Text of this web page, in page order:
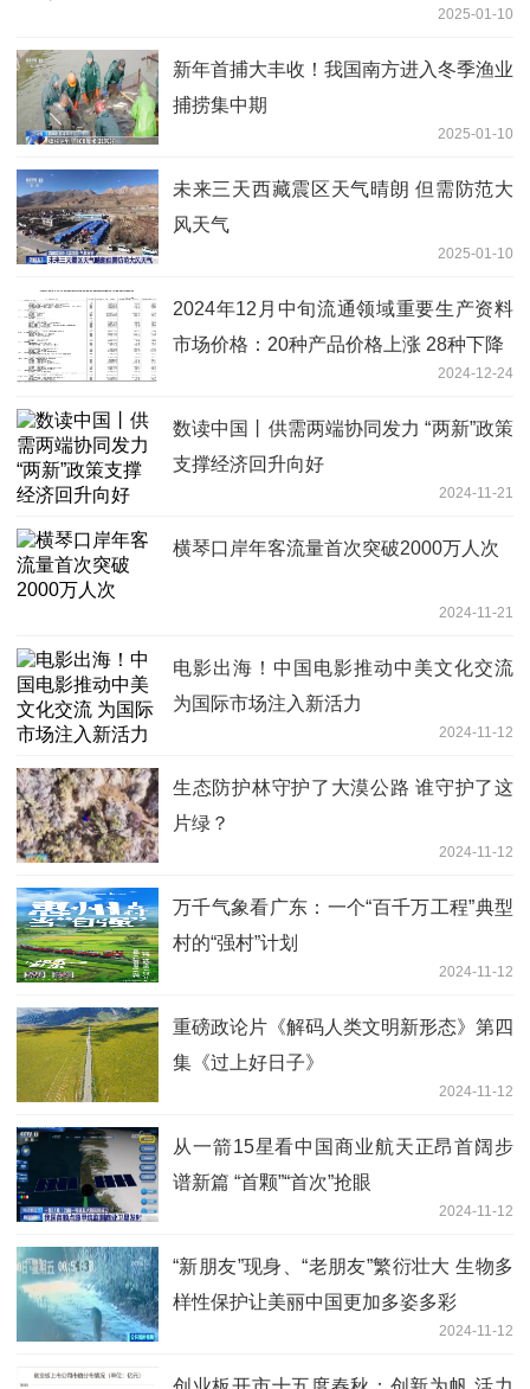
2025-01-10
新年首捕大丰收！我国南方进入冬季渔业
捕捞集中期
2025-01-10
未来三天西藏震区天气晴朗 但需防范大
风天气
2025-01-10
2024年12月中旬流通领域重要生产资料
市场价格：20种产品价格上涨 28种下降
2024-12-24
数读中国丨供需两端协同发力 “两新”政策
支撑经济回升向好
2024-11-21
横琴口岸年客流量首次突破2000万人次
2024-11-21
电影出海！中国电影推动中美文化交流
为国际市场注入新活力
2024-11-12
生态防护林守护了大漠公路 谁守护了这
片绿？
2024-11-12
万千气象看广东：一个“百千万工程”典型
村的“强村”计划
2024-11-12
重磅政论片《解码人类文明新形态》第四
集《过上好日子》
2024-11-12
从一箭15星看中国商业航天正昂首阔步
谱新篇 “首颗”“首次”抢眼
2024-11-12
“新朋友”现身、“老朋友”繁衍壮大 生物多
样性保护让美丽中国更加多姿多彩
2024-11-12